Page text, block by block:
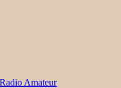
Amateur